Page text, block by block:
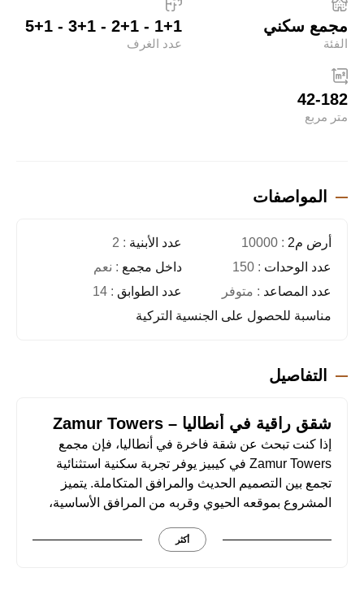
مجمع سكني
الفئة
1+1 - 2+1 - 3+1 - 5+1
عدد الغرف
42-182
متر مربع
المواصفات
أرض م2 : 10000 عدد الأبنية : 2
عدد الوحدات : 150 داخل مجمع : نعم
عدد المصاعد : متوفر عدد الطوابق : 14
مناسبة للحصول على الجنسية التركية
التفاصيل
شقق راقية في أنطاليا – Zamur Towers
إذا كنت تبحث عن شقة فاخرة في أنطاليا، فإن مجمع
Zamur Towers في كيبيز يوفر تجربة سكنية استثنائية
تجمع بين التصميم الحديث والمرافق المتكاملة. يتميز
المشروع بموقعه الحيوي وقربه من المرافق الأساسية،
تفاصيل المشروع: أكثر